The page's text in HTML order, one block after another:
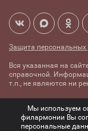
Защита
Вся указанная на
справочной.
т.п., не являются ни
Создание
mediaidea
Мы используем
филармонии Вы
персональные